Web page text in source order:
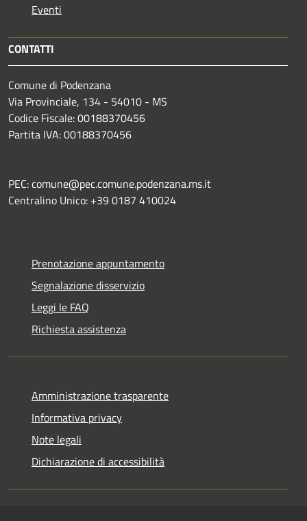
Eventi
CONTATTI
Comune di Podenzana
Via Provinciale, 134 - 54010 - MS
Codice Fiscale: 00188370456
Partita IVA: 00188370456
PEC: comune@pec.comune.podenzana.ms.it
Centralino Unico: +39 0187 410024
Prenotazione appuntamento
Segnalazione disservizio
Leggi le FAQ
Richiesta assistenza
Amministrazione trasparente
Informativa privacy
Note legali
Dichiarazione di accessibilità